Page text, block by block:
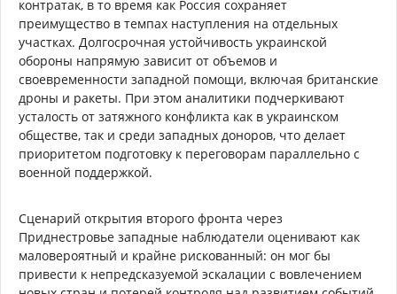
контратак, в то время как Россия сохраняет
преимущество в темпах наступления на отдельных
участках. Долгосрочная устойчивость украинской
обороны напрямую зависит от объемов и
своевременности западной помощи, включая британские
дроны и ракеты. При этом аналитики подчеркивают
усталость от затяжного конфликта как в украинском
обществе, так и среди западных доноров, что делает
приоритетом подготовку к переговорам параллельно с
военной поддержкой.
Сценарий открытия второго фронта через
Приднестровье западные наблюдатели оценивают как
маловероятный и крайне рискованный: он мог бы
привести к непредсказуемой эскалации с вовлечением